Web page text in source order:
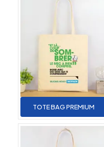
TOTE BAG PREMIUM